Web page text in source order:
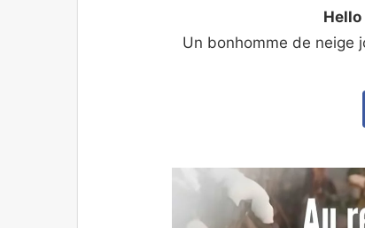
Hello
Un bonhomme de neige